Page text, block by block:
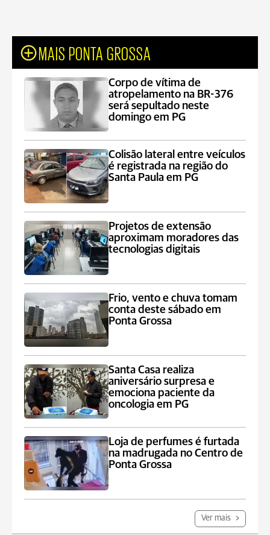
MAIS PONTA GROSSA
Corpo de vítima de
atropelamento na BR-376
será sepultado neste
domingo em PG
Colisão lateral entre veículos
é registrada na região do
Santa Paula em PG
Projetos de extensão
aproximam moradores das
tecnologias digitais
Frio, vento e chuva tomam
conta deste sábado em
Ponta Grossa
Santa Casa realiza
aniversário surpresa e
emociona paciente da
oncologia em PG
Loja de perfumes é furtada
na madrugada no Centro de
Ponta Grossa
Ver mais